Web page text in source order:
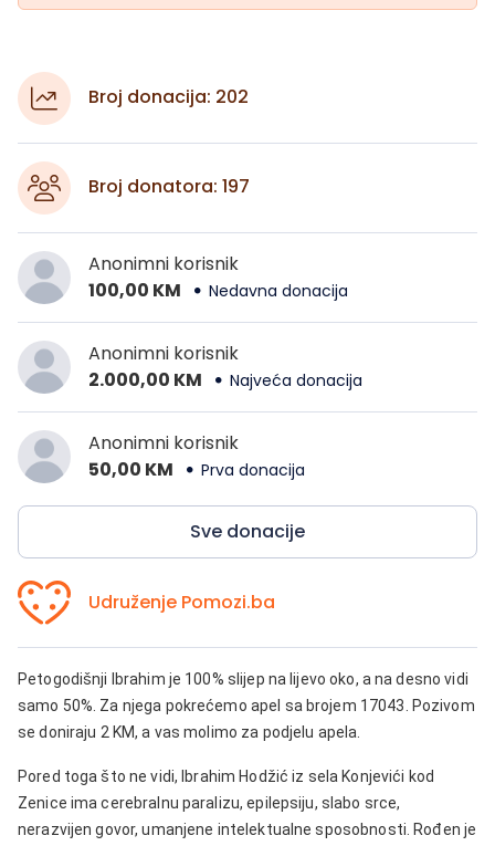
Broj donacija: 202
Broj donatora: 197
Anonimni korisnik
100,00 KM
Nedavna donacija
Anonimni korisnik
2.000,00 KM
Najveća donacija
Anonimni korisnik
50,00 KM
Prva donacija
Sve donacije
Udruženje Pomozi.ba
Petogodišnji Ibrahim je 100% slijep na lijevo oko, a na desno vidi
samo 50%. Za njega pokrećemo apel sa brojem 17043. Pozivom
se doniraju 2 KM, a vas molimo za podjelu apela.
Pored toga što ne vidi, Ibrahim Hodžić iz sela Konjevići kod
Zenice ima cerebralnu paralizu, epilepsiju, slabo srce,
nerazvijen govor, umanjene intelektualne sposobnosti. Rođen je